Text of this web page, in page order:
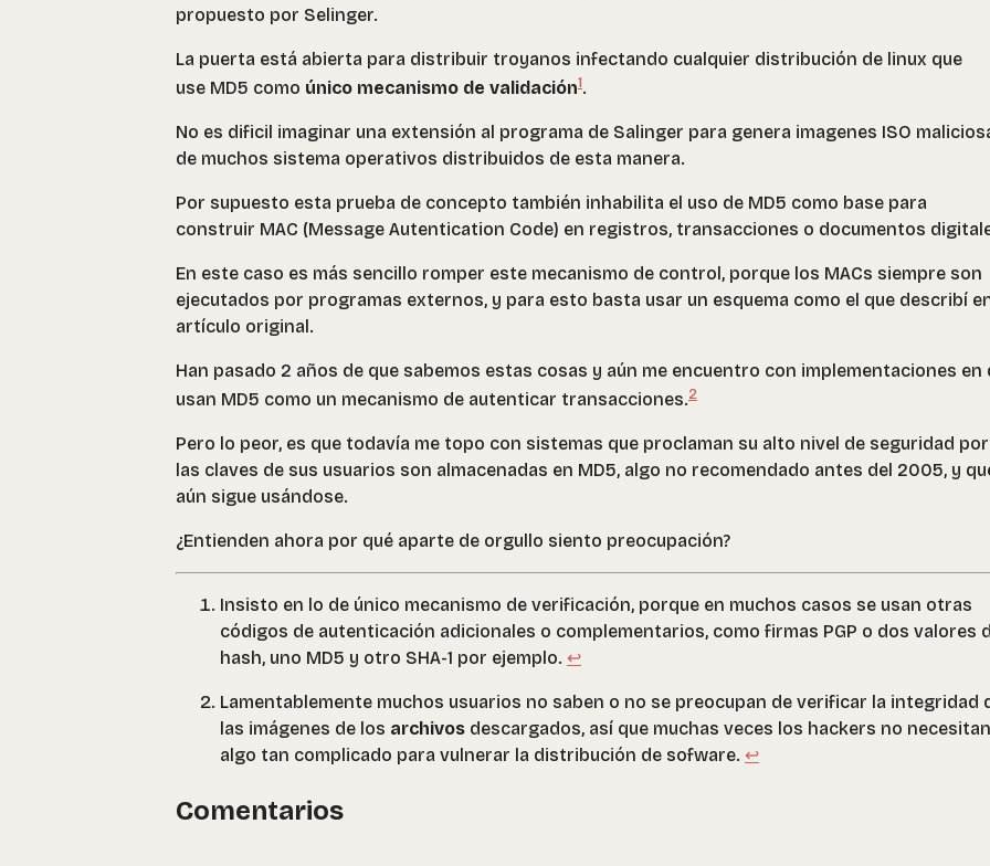
propuesto por Selinger.
La puerta está abierta para distribuir troyanos infectando cualquier distribución de linux que
use MD5 como único mecanismo de validación1.
No es dificil imaginar una extensión al programa de Salinger para genera imagenes ISO
de muchos sistema operativos distribuidos de esta manera.
Por supuesto esta prueba de concepto también inhabilita el uso de MD5 como base para
construir MAC (Message Autentication Code) en registros, transacciones o documentos
En este caso es más sencillo romper este mecanismo de control, porque los MACs siempre son
ejecutados por programas externos, y para esto basta usar un esquema como el que describí
artículo original.
Han pasado 2 años de que sabemos estas cosas y aún me encuentro con implementaciones en
usan MD5 como un mecanismo de autenticar transacciones.2
Pero lo peor, es que todavía me topo con sistemas que proclaman su alto nivel de seguridad
las claves de sus usuarios son almacenadas en MD5, algo no recomendado antes del 2005, y
aún sigue usándose.
¿Entienden ahora por qué aparte de orgullo siento preocupación?
Insisto en lo de único mecanismo de verificación, porque en muchos casos se usan otras
códigos de autenticación adicionales o complementarios, como firmas PGP o dos valores
hash, uno MD5 y otro SHA-1 por ejemplo. ↩︎
Lamentablemente muchos usuarios no saben o no se preocupan de verificar la integridad
las imágenes de los archivos descargados, así que muchas veces los hackers no necesitan
algo tan complicado para vulnerar la distribución de sofware. ↩︎
Comentarios